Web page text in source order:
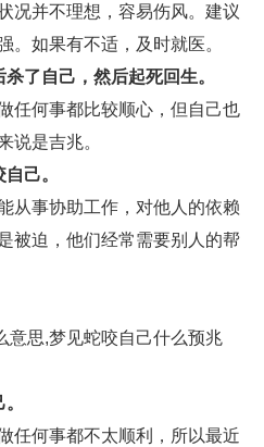
并不理想，容易伤风。建议
。如果有不适，及时就医。
了自己，然后起死回生。
何事都比较顺心，但自己也
说是吉兆。
己。
事协助工作，对他人的依赖
被迫，他们经常需要别人的帮
何事都不太顺利，所以最近